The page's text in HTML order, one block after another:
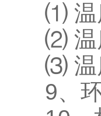
⑴ 温
⑵ 温
⑶ 温
9、